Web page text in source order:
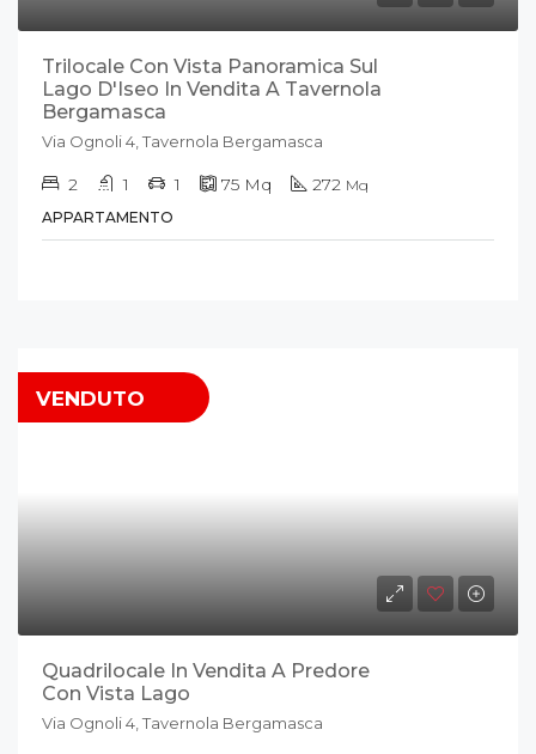
Trilocale Con Vista Panoramica Sul
Lago D'Iseo In Vendita A Tavernola
Bergamasca
Via Ognoli 4, Tavernola Bergamasca
2 1 1 75 Mq 272 Mq
APPARTAMENTO
VENDUTO
Quadrilocale In Vendita A Predore
Con Vista Lago
Via Ognoli 4, Tavernola Bergamasca